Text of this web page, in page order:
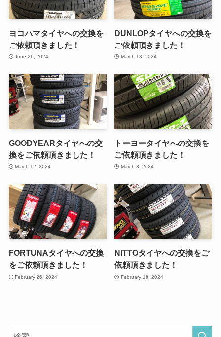
ヨコハマタイヤへの交換を
ご依頼頂きました！
June 26, 2024
DUNLOPタイヤへの交換を
ご依頼頂きました！
March 18, 2024
GOODYEARタイヤへの交
換をご依頼頂きました！
March 12, 2024
トーヨータイヤへの交換を
ご依頼頂きました！
March 3, 2024
FORTUNAタイヤへの交換
をご依頼頂きました！
February 26, 2024
NITTOタイヤへの交換をご
依頼頂きました！
February 18, 2024